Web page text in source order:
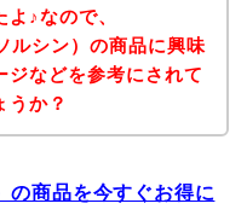
♪なので、
シン）の商品に興味
ジなどを参考にされて
うか？
商品を今すぐお得に